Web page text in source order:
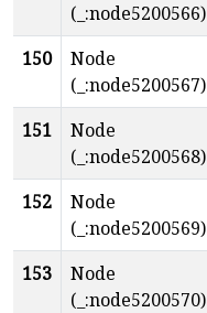
(_:node5200566)
150
Node
(_:node5200567)
151
Node
(_:node5200568)
152
Node
(_:node5200569)
153
Node
(_:node5200570)